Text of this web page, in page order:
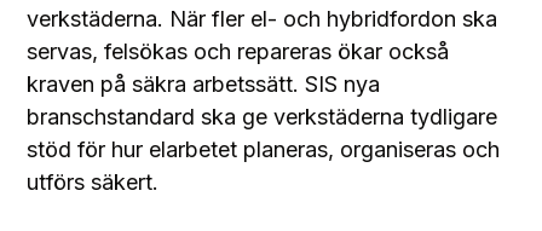
verkstäderna. När fler el- och hybridfordon ska
servas, felsökas och repareras ökar också
kraven på säkra arbetssätt. SIS nya
branschstandard ska ge verkstäderna tydligare
stöd för hur elarbetet planeras, organiseras och
utförs säkert.